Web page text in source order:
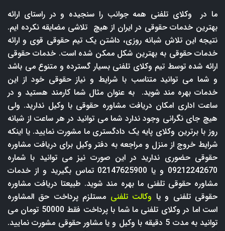
ما در وکلای تلفنی همه جوانب را سنجیده و در راستای ارائه
بهترین خدمات حقوقی در ایران از هیچ تلاشی مضایقه نکرده ایم.
نتیجه این تلاش شبانه روزی، داشتن یک تیم حقوقی قوی و ارائه
خدمات حقوقی به بهترین شکل ممکن شده است. خدمات حقوقی
ارائه شده توسط تیم وکلای تلفنی بسیار گسترده و متنوع می باشد
و شما می توانید متناسب با شرایط و نیاز حقوقی خود از این
خدمات بهره مند شوید. به عنوان مثال شما کارمند هستید و در
ساعت اداری امکان دریافت مشاوره حقوقی با وکیل ندارید. ولی
هیچ جای نگرانی وجود ندارد شما می توانید در هر ساعت از شبانه
روز با برترین وکلای پایه یک دادگستری ما مشورت نمایید. یا اینکه
شرایط خروج از منزل و مراجعه به دفتر وکیل برای دریافت مشاوره
حقوقی حضوری ندارید در این صورت نیز می توانید با شماره
09212242670 و یا 02147625900 تماس بگیرید و از خدمات
مشاوره حقوقی تلفنی ما بهره مند شوید. طبیعتا دریافت مشاوره
حقوقی تلفنی و یا وکالت تلفنی مستلزم پرداخت حق المشاوره
است اما در وکلای تلفنی ما شما با پرداخت فقط 50000 تومان می
توانید به مدت 5 دقیقه با وکیل و یا مشاور حقوقی مشورت نمایید.